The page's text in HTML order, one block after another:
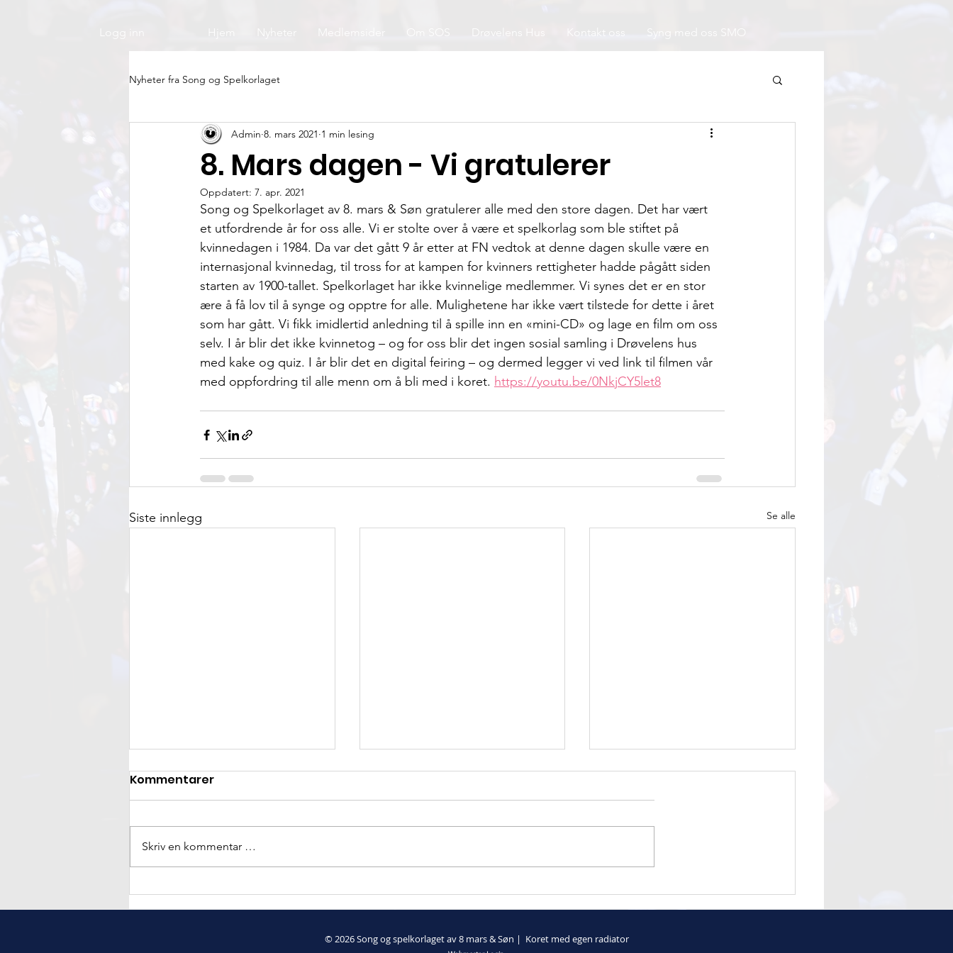
Nyheter fra Song og Spelkorlaget
8. Mars dagen - Vi gratulerer
Admin 8. mars 2021 1 min lesing
Oppdatert: 7. apr. 2021
Song og Spelkorlaget av 8. mars & Søn gratulerer alle med den store dagen. Det har vært
et utfordrende år for oss alle. Vi er stolte over å være et spelkorlag som ble stiftet på
kvinnedagen i 1984. Da var det gått 9 år etter at FN vedtok at denne dagen skulle være en
internasjonal kvinnedag, til tross for at kampen for kvinners rettigheter hadde pågått siden
starten av 1900-tallet. Spelkorlaget har ikke kvinnelige medlemmer. Vi synes det er en stor
ære å få lov til å synge og opptre for alle. Mulighetene har ikke vært tilstede for dette i året
som har gått. Vi fikk imidlertid anledning til å spille inn en «mini-CD» og lage en film om oss
selv. I år blir det ikke kvinnetog – og for oss blir det ingen sosial samling i Drøvelens hus
med kake og quiz. I år blir det en digital feiring – og dermed legger vi ved link til filmen vår
med oppfordring til alle menn om å bli med i koret. https://youtu.be/0NkjCY5let8
Siste innlegg Se alle
Stavanger Aftenblad
28.01.26
Syng med oss 2026
Kommentarer
Skriv en kommentar …
© 2026 Song og spelkorlaget av 8 mars & Søn | Koret med egen radiator